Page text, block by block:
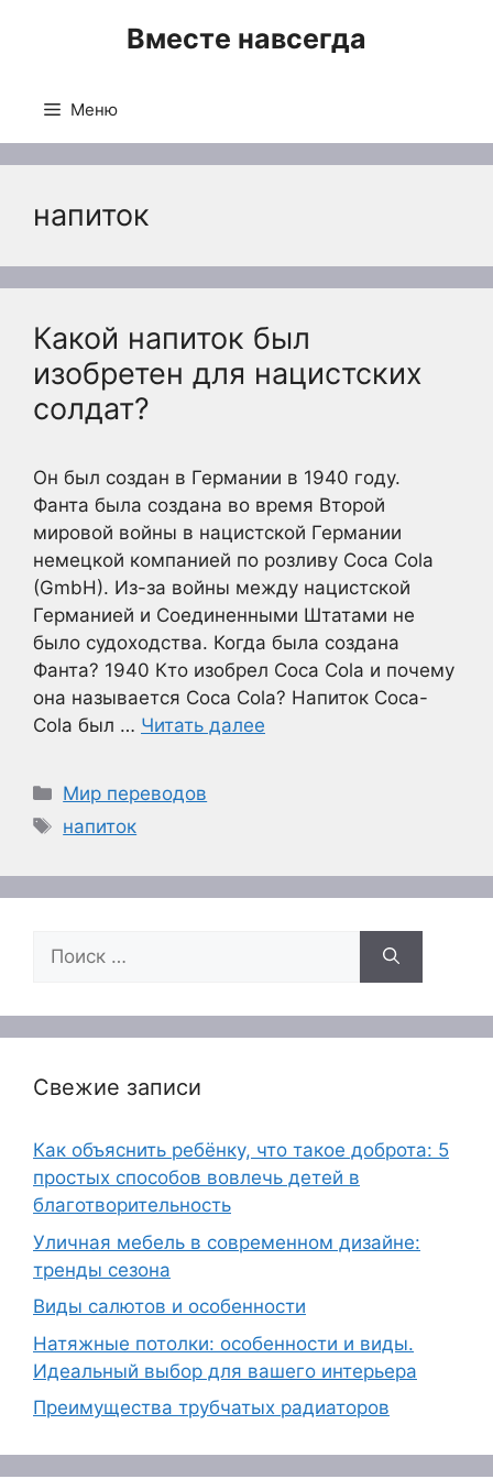
Вместе навсегда
Меню
напиток
Какой напиток был
изобретен для нацистских
солдат?
Он был создан в Германии в 1940 году.
Фанта была создана во время Второй
мировой войны в нацистской Германии
немецкой компанией по розливу Coca Cola
(GmbH). Из-за войны между нацистской
Германией и Соединенными Штатами не
было судоходства. Когда была создана
Фанта? 1940 Кто изобрел Coca Cola и почему
она называется Coca Cola? Напиток Coca-
Cola был … Читать далее
Рубрики
Мир переводов
Метки
напиток
Поиск:
Свежие записи
Как объяснить ребёнку, что такое доброта: 5
простых способов вовлечь детей в
благотворительность
Уличная мебель в современном дизайне:
тренды сезона
Виды салютов и особенности
Натяжные потолки: особенности и виды.
Идеальный выбор для вашего интерьера
Преимущества трубчатых радиаторов